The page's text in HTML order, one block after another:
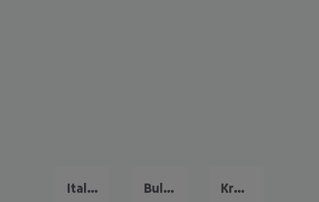
Italien Urlaub Bulgarien Last Minute Kreta Last Minute